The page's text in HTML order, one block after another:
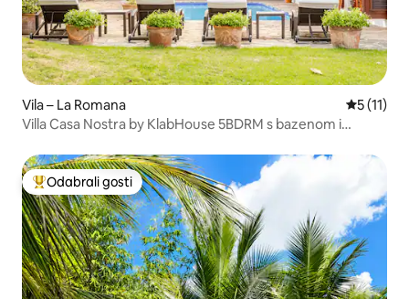
Vila – La Romana
5 (11)
Villa Casa Nostra by KlabHouse 5BDRM s bazenom i
Među najviše rangiranima s oznakom „Odabrali gosti”
Odabrali gosti